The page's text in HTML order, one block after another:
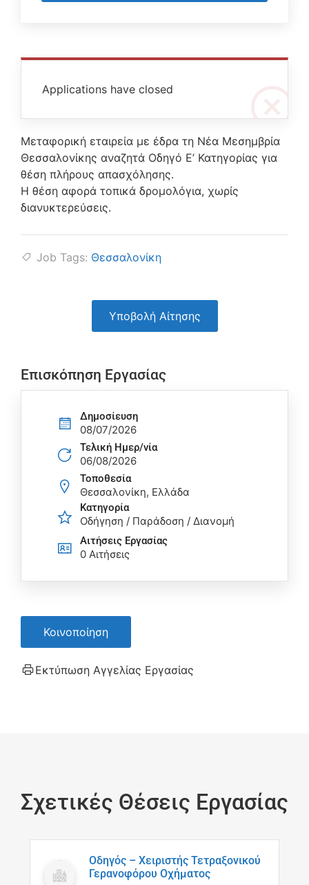
Applications have closed
Μεταφορική εταιρεία με έδρα τη Νέα Μεσημβρία
Θεσσαλονίκης αναζητά Οδηγό Ε’ Κατηγορίας για
θέση πλήρους απασχόλησης.
Η θέση αφορά τοπικά δρομολόγια, χωρίς
διανυκτερεύσεις.
Job Tags: Θεσσαλονίκη
Υποβολή Αίτησης
Επισκόπηση Εργασίας
Δημοσίευση
08/07/2026
Τελική Ημερ/νία
06/08/2026
Τοποθεσία
Θεσσαλονίκη, Ελλάδα
Κατηγορία
Οδήγηση / Παράδοση / Διανομή
Αιτήσεις Eργασίας
0 Αιτήσεις
Κοινοποίηση
Εκτύπωση Αγγελίας Εργασίας
Σχετικές Θέσεις Εργασίας
Οδηγός – Χειριστής Τετραξονικού
Γερανοφόρου Οχήματος